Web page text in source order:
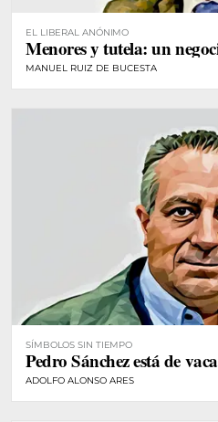
EL LIBERAL ANÓNIMO
Menores y tutela: un
MANUEL RUIZ DE BUCESTA
SÍMBOLOS SIN TIEMPO
Pedro Sánchez está de
ADOLFO ALONSO ARES